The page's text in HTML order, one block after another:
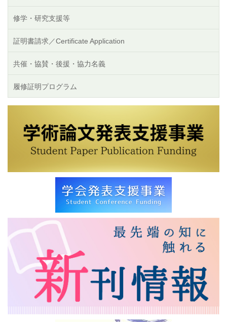
修学・研究支援等
証明書請求／Certificate Application
共催・協賛・後援・協力名義
履修証明プログラム